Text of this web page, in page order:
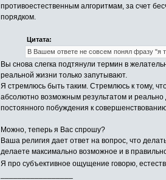
противоестественным алгоритмам, за счет
порядком.
Цитата:
В Вашем ответе не совсем понял фразу "я
Вы снова слегка подтянули термин в
реальной жизни только запутывают.
Я стремлюсь быть таким. Стремлюсь к тому,
абсолютно возможным результатом и
постоянного побуждения к
Можно, теперь я Вас спрошу?
Ваша религия дает ответ на вопрос, что
делаете максимально возможное и в
Я про субъективное ощущение говорю,